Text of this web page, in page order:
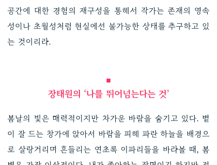
공간에 대한 경험의 재구성을 통해서 작가는 존재의 영속
성이나 초월성처럼 현실에선 불가능한 상태를 추구하고 있
는 것이리라.
장태원의 ‘나를 뛰어넘는다는 것’
봄날의 빛은 매력적이지만 차가운 바람을 숨기고 있다. 볕
이 잘 드는 창가에 앉아서 바람을 피해 파란 하늘을 배경으
로 살랑거리며 흔들리는 연초록 이파리들을 바라볼 때, 봄